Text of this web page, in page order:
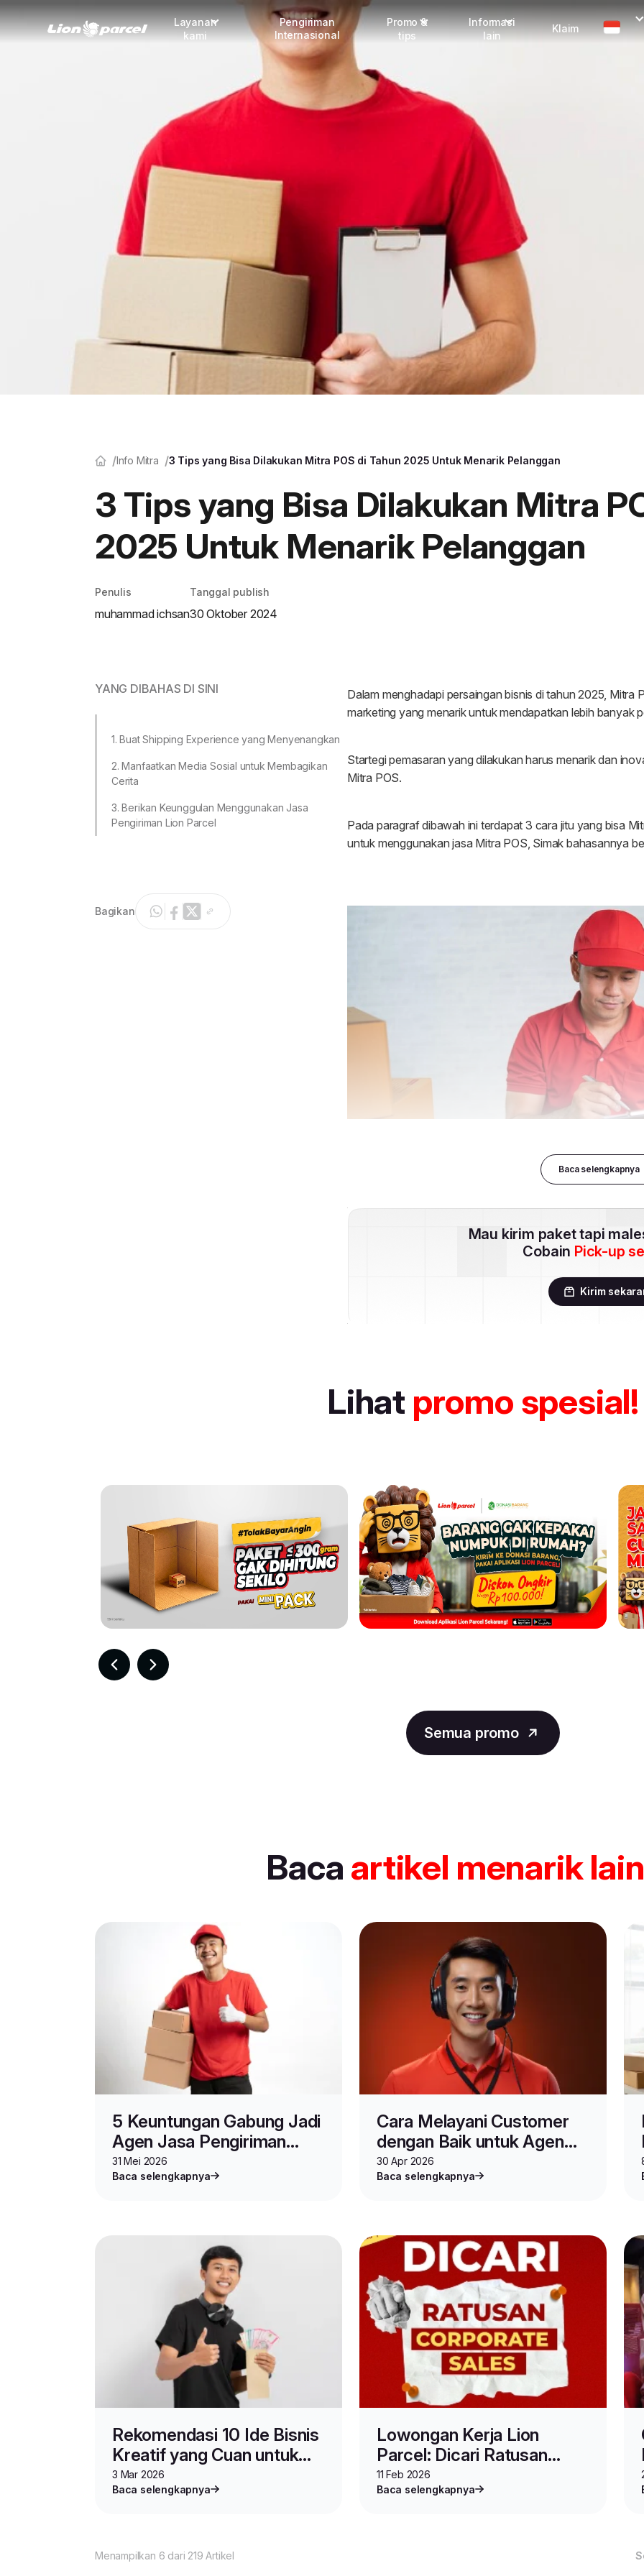
Layanan
kami
COD
Korporasi
Lacak pendaftaran Mitra
Pengiriman
Internasional
Promo &
tips
Info seller
Informasi
lain
FAQ
Tentang kami
Klaim
Info Mitra 3 Tips yang Bisa Dilakukan Mitra POS di Tahun 2025 Untuk Menarik Pelanggan
3 Tips yang Bisa Dilakukan Mitra
2025 Untuk Menarik Pelanggan
Penulis
muhammad ichsan
Tanggal publish
30 Oktober 2024
YANG DIBAHAS DI SINI
1. Buat Shipping Experience yang Menyenangkan
2. Manfaatkan Media Sosial untuk Membagikan
Cerita
3. Berikan Keunggulan Menggunakan Jasa
Pengiriman Lion Parcel
Bagikan
Baca selengkapnya
Mau kirim paket tapi
Cobain Pick-up
Kirim
Lihat promo spesial!
Semua promo
Baca artikel menarik
5 Keuntungan Gabung Jadi
Agen Jasa Pengiriman
Barang Lion Parcel
31 Mei 2026
Baca selengkapnya
Cara Melayani Customer
dengan Baik untuk Agen
Lion Parcel
30 Apr 2026
Baca selengkapnya
Rekomendasi 10 Ide Bisnis
Kreatif yang Cuan untuk
Gen Z
3 Mar 2026
Baca selengkapnya
Lowongan Kerja Lion
Parcel: Dicari Ratusan
Posisi Corporate Sales
11 Feb 2026
Baca selengkapnya
Menampilkan 6 dari 219 Artikel